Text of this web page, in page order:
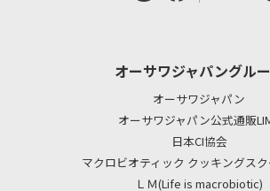
オーサワジャパングル
オーサワジャパン
オーサワジャパン公式通販
日本CI協会
マクロビオティック クッキングス
ＬＭ(Life is macrobiotic)